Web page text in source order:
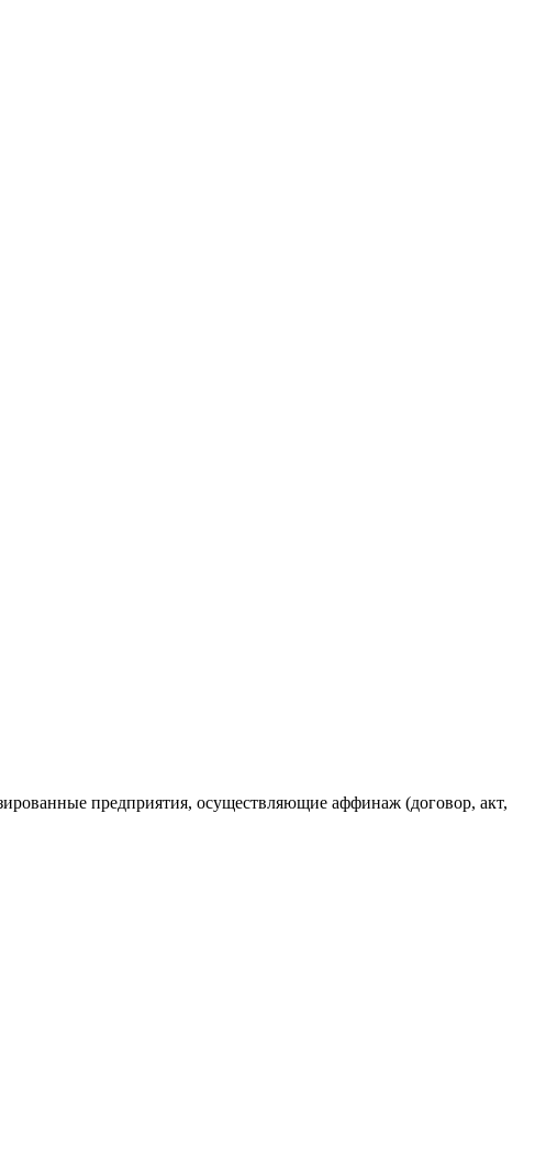
предприятия, осуществляющие аффинаж (договор, акт,